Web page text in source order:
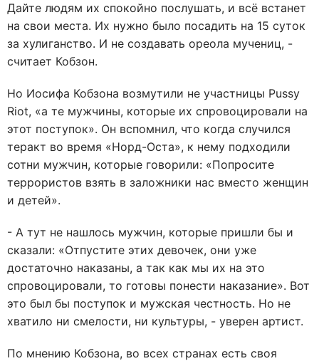
Дайте людям их спокойно послушать, и всё встанет
на свои места. Их нужно было посадить на 15 суток
за хулиганство. И не создавать ореола мучениц, -
считает Кобзон.
Но Иосифа Кобзона возмутили не участницы Pussy
Riot, «а те мужчины, которые их спровоцировали на
этот поступок». Он вспомнил, что когда случился
теракт во время «Норд-Оста», к нему подходили
сотни мужчин, которые говорили: «Попросите
террористов взять в заложники нас вместо женщин
и детей».
- А тут не нашлось мужчин, которые пришли бы и
сказали: «Отпустите этих девочек, они уже
достаточно наказаны, а так как мы их на это
спровоцировали, то готовы понести наказание». Вот
это был бы поступок и мужская честность. Но не
хватило ни смелости, ни культуры, - уверен артист.
По мнению Кобзона, во всех странах есть своя